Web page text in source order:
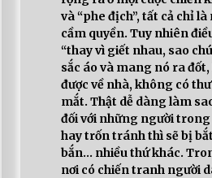
và “phe địch”, tất cả chỉ
cầm quyền. Tuy nhiên
“thay vì giết nhau, sao
sắc áo và mang nó ra
được về nhà, không có
mắt. Thật dễ dàng làm
đối với những người trong
hay trốn tránh thì sẽ bị
bắn… nhiều thứ khác.
nơi có chiến tranh người